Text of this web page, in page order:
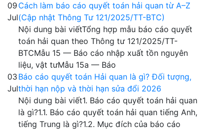
09
Jul
Cách làm báo cáo quyết toán hải quan từ A–Z
(Cập nhật Thông Tư 121/2025/TT-BTC)
Nội dung bài viếtTổng hợp mẫu báo cáo quyết
toán hải quan theo Thông tư 121/2025/TT-
BTCMẫu 15 — Báo cáo nhập xuất tồn nguyên
liệu, vật tưMẫu 15a — Báo
03
Jul
Báo cáo quyết toán Hải quan là gì? Đối tượng,
thời hạn nộp và thời hạn sửa đổi 2026
Nội dung bài viết1. Báo cáo quyết toán hải quan
là gì?1.1. Báo cáo quyết toán hải quan tiếng Anh,
tiếng Trung là gì?1.2. Mục đích của báo cáo